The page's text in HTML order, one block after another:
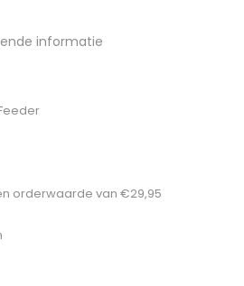
informatie
orderwaarde van €29,95